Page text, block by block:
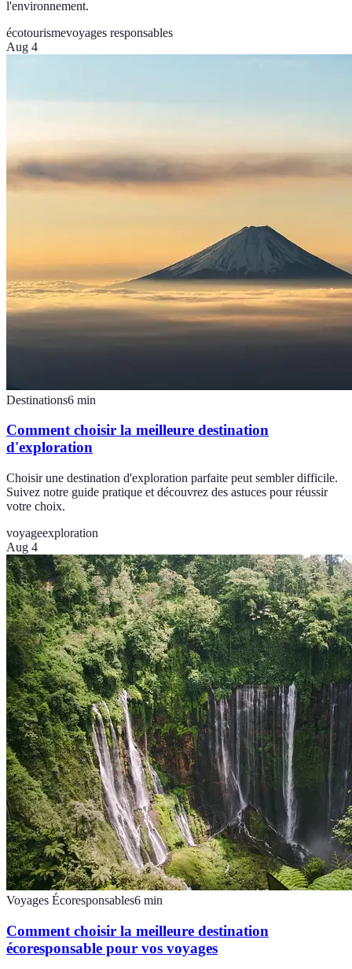
l'environnement.
écotourismevoyages responsables
Aug 4
Destinations6 min
Comment choisir la meilleure destination
d'exploration
Choisir une destination d'exploration parfaite peut sembler difficile.
Suivez notre guide pratique et découvrez des astuces pour réussir
votre choix.
voyageexploration
Aug 4
Voyages Écoresponsables6 min
Comment choisir la meilleure destination
écoresponsable pour vos voyages